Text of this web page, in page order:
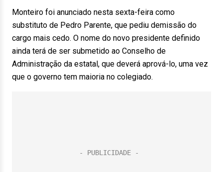
Monteiro foi anunciado nesta sexta-feira como
substituto de Pedro Parente, que pediu demissão do
cargo mais cedo. O nome do novo presidente definido
ainda terá de ser submetido ao Conselho de
Administração da estatal, que deverá aprová-lo, uma vez
que o governo tem maioria no colegiado.